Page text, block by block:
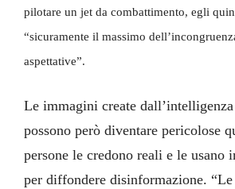
pilotare un jet da combattimento, egli
“sicuramente il massimo
aspettative”.
Le immagini create
possono però diventare pericolose
persone le credono reali e le usano
per diffondere disinformazione. “Le